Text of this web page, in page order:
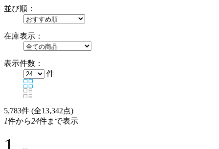
並び順：
在庫表示：
表示件数：
件
5,783件 (全13,342点)
1件から24件まで表示